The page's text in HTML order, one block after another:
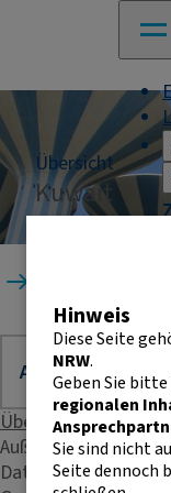
Übersicht
Kuwait
Übersicht
Daten & Fakten
Hinweis
Diese Seite
NRW.
Geben Sie
regionalen
Sie sind nicht
Seite dennoch